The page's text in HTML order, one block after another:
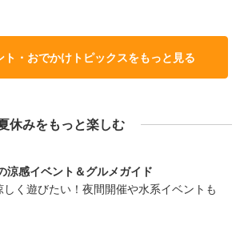
ト・おでかけトピックスをもっと見る
休みをもっと楽しむ
涼感イベント＆グルメガイド
しく遊びたい！夜間開催や水系イベントも